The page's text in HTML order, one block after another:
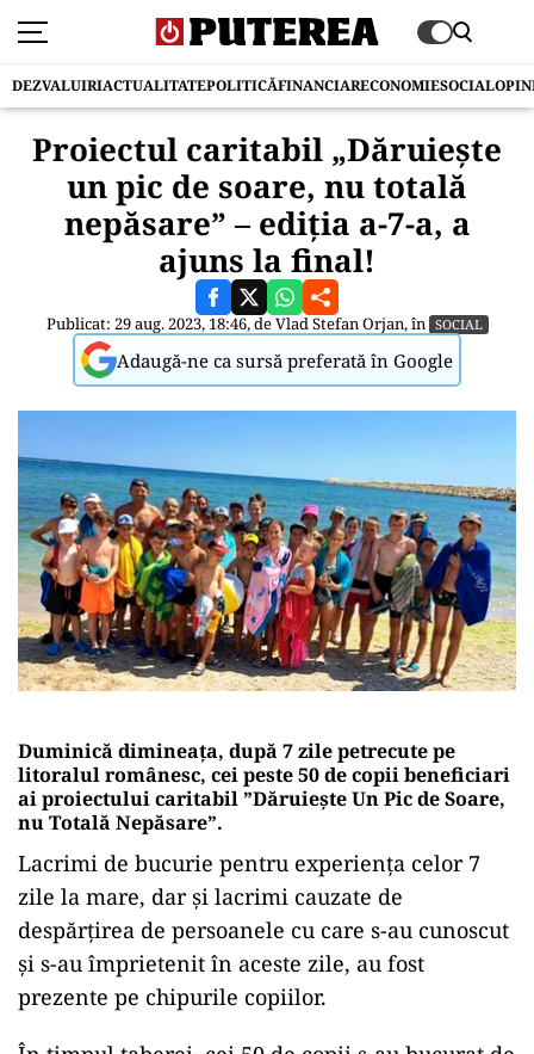
DEZVALUIRIACTUALITATEPOLITICĂFINANCIARECONOMIESOCIAL
Proiectul caritabil „Dăruiește
un pic de soare, nu totală
nepăsare” – ediția a-7-a, a
ajuns la final!
Publicat: 29 aug. 2023, 18:46, deVlad Stefan Orjan, în SOCIAL
Adaugă-ne ca sursă preferată în Google
Duminică dimineața, după 7 zile petrecute pe
litoralul românesc, cei peste 50 de copii beneficiari
ai proiectului caritabil ”Dăruiește Un Pic de Soare,
nu Totală Nepăsare”.
Lacrimi de bucurie pentru experiența celor 7
zile la mare, dar și lacrimi cauzate de
despărțirea de persoanele cu care s-au cunoscut
și s-au împrietenit în aceste zile, au fost
prezente pe chipurile copiilor.